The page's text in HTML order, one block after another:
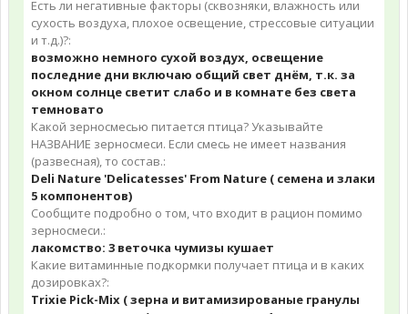
Есть ли негативные факторы (сквозняки, влажность или
сухость воздуха, плохое освещение, стрессовые ситуации
и т.д.)?:
возможно немного сухой воздух, освещение
последние дни включаю общий свет днём, т.к. за
окном солнце светит слабо и в комнате без света
темновато
Какой зерносмесью питается птица? Указывайте
НАЗВАНИЕ зерносмеси. Если смесь не имеет названия
(развесная), то состав.:
Deli Nature 'Delicatesses' From Nature ( семена и злаки
5 компонентов)
Сообщите подробно о том, что входит в рацион помимо
зерносмеси.:
лакомство: 3 веточка чумизы кушает
Какие витаминные подкормки получает птица и в каких
дозировках?:
Trixie Pick-Mix ( зерна и витамизированые гранулы